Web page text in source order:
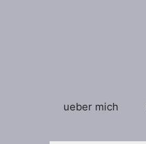
ueber mich